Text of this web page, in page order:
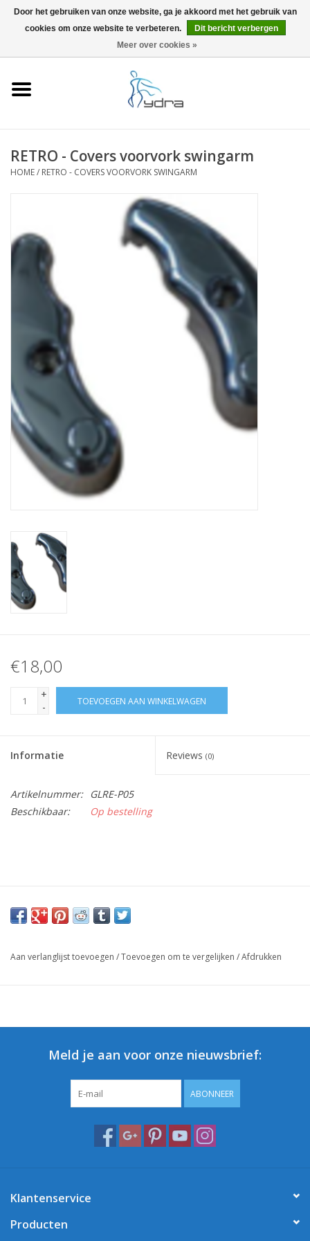
0 Artikelen - €0,00
RETRO - Covers voorvork swingarm
HOME/ RETRO - COVERS VOORVORK SWINGARM
€18,00
+
-
TOEVOEGEN AAN WINKELWAGEN
Informatie Reviews (0)
Artikelnummer:
GLRE-P05
Beschikbaar:
Op bestelling
Aan verlanglijst toevoegen /Toevoegen om te vergelijken /Afdrukken
Meld je aan voor onze nieuwsbrief:
ABONNEER
Klantenservice
Producten
Door het gebruiken van onze website, ga je akkoord met het gebruik van
cookies om onze website te verbeteren.
Dit bericht verbergen
Meer over cookies »